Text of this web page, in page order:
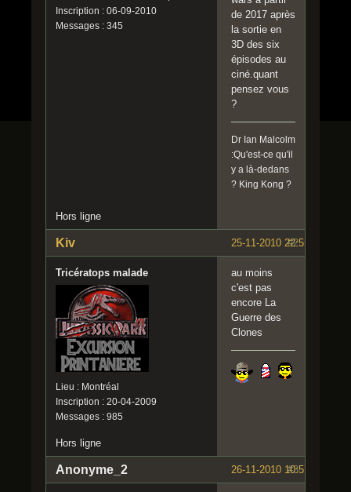
Inscription : 06-09-2010
Messages : 345
de 2017 après
la sortie en
3D des six
épisodes au
ciné.quant
pensez vous
?
Dr Ian Malcolm
:Qu'est-ce qu'il
y a là-dedans
? King Kong ?
Hors ligne
#2
25-11-2010 22:55:35
Kiv
Tricératops malade
Lieu : Montréal
Inscription : 20-04-2009
Messages : 985
au moins
c'est pas
encore La
Guerre des
Clones
Hors ligne
#3
26-11-2010 10:57:09
Anonyme_2